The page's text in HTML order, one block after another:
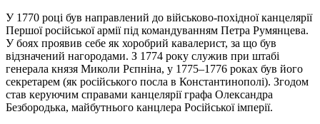
У 1770 році був направлений до військово-похідної канцелярії
Першої російської армії під командуванням Петра Румянцева.
У боях проявив себе як хоробрий кавалерист, за що був
відзначений нагородами. З 1774 року служив при штабі
генерала князя Миколи Рєпніна, у 1775–1776 роках був його
секретарем (як російського посла в Константинополі). Згодом
став керуючим справами канцелярії графа Олександра
Безбородька, майбутнього канцлера Російської імперії.